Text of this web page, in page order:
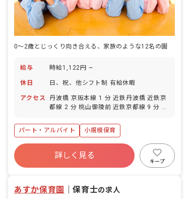
0～2歳とじっくり向き合える、家族のような12名の園
給与 時給1,122円 ~
休日 日、祝、他シフト制 有給休暇
アクセス
丹波橋 京阪本線 1 分 近鉄丹波橋 近鉄京
都線 2 分 桃山御陵前 近鉄京都線 9 分 伏
阪本線 10 分
パート・アルバイト 小規模保育
詳しく見る
キープ
あすか保育園 ｜保育士の求人